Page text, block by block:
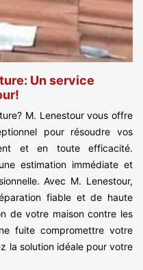
Un service
M. Lenestour vous offre
pour résoudre vos
et en toute efficacité.
estimation immédiate et
Avec M. Lenestour,
fiable et de haute
de votre maison contre les
fuite compromettre votre
la solution idéale pour votre